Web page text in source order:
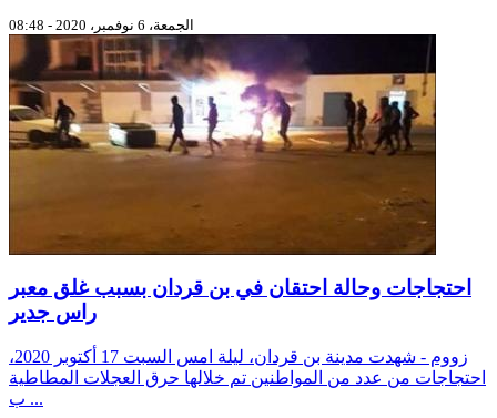
الجمعة، 6 نوفمبر، 2020 - 08:48
احتجاجات وحالة احتقان في بن قردان بسبب غلق معبر
راس جدير
زووم - شهدت مدينة بن قردان، ليلة امس السبت 17 أكتوبر 2020،
احتجاجات من عدد من المواطنين تم خلالها حرق العجلات المطاطية
ب ...